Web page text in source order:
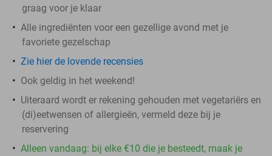
graag voor je klaar
Alle ingrediënten voor een gezellige avond met je
favoriete gezelschap
Zie hier de lovende recensies
Ook geldig in het weekend!
Uiteraard wordt er rekening gehouden met vegetariërs en
(di)eetwensen of allergieën, vermeld deze bij je
reservering
Alleen vandaag: bij elke €10 die je besteedt, maak je